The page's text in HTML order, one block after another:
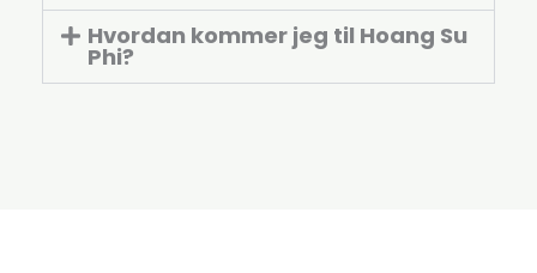
Hvordan kommer jeg til Hoang Su
Phi?